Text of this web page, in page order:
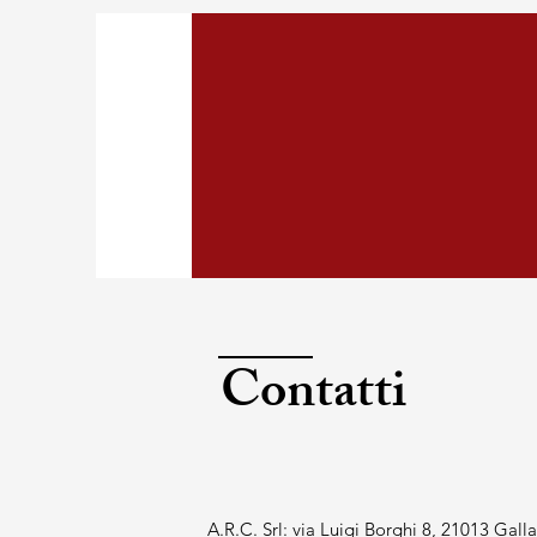
Contatti
A.R.C. Srl: via Luigi Borghi 8, 21013